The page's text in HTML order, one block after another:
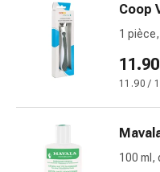
filets
Matériel
Brûlures
Coop
1
11.90
11.90 /
100 ml,